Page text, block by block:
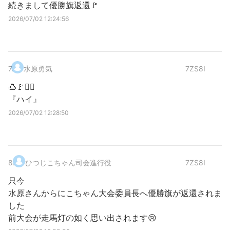
続きまして優勝旗返還🚩
2026/07/02 12:24:56
7. 水原勇気 7ZS8I
🍮🚩🚶‍♀
『ハイ』
2026/07/02 12:28:50
8. ひつじこちゃん司会進行役 7ZS8I
只今
水原さんからにこちゃん大会委員長へ優勝旗が返還されま
した
前大会が走馬灯の如く思い出されます😢